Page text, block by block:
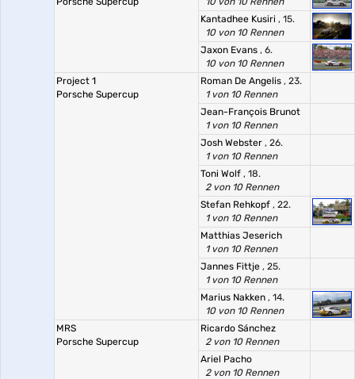
Kantadhee Kusiri , 15.
10 von 10 Rennen
Jaxon Evans , 6.
10 von 10 Rennen
Project 1
Porsche Supercup
Roman De Angelis , 23.
1 von 10 Rennen
Jean-François Brunot
1 von 10 Rennen
Josh Webster , 26.
1 von 10 Rennen
Toni Wolf , 18.
2 von 10 Rennen
Stefan Rehkopf , 22.
1 von 10 Rennen
Matthias Jeserich
1 von 10 Rennen
Jannes Fittje , 25.
1 von 10 Rennen
Marius Nakken , 14.
10 von 10 Rennen
MRS
Porsche Supercup
Ricardo Sánchez
2 von 10 Rennen
Ariel Pacho
2 von 10 Rennen